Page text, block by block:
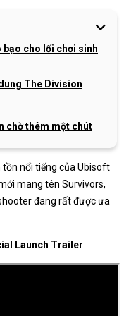
bạo cho lối chơi sinh
The Division
chờ thêm một chút
nổi tiếng của Ubisoft
mang tên Survivors,
đang rất được ưa
Launch Trailer